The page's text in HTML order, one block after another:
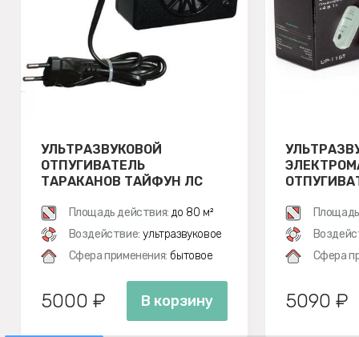
УЛЬТРАЗВУКОВОЙ
ОТПУГИВАТЕЛЬ
ТАРАКАНОВ ТАЙФУН ЛС
Площадь действия: до 80 м²
Воздействие: ультразвуковое
Сфера применения: бытовое
5000 ₽ В корзину
Сфера
5090 ₽